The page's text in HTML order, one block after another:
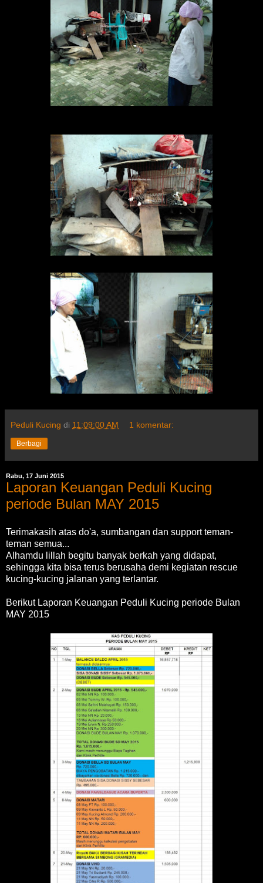
Peduli Kucing di 11:09:00 AM 1 komentar:
Berbagi
Rabu, 17 Juni 2015
Laporan Keuangan Peduli Kucing
periode Bulan MAY 2015
Terimakasih atas do'a, sumbangan dan support teman-
teman semua...
Alhamdu lillah begitu banyak berkah yang didapat,
sehingga kita bisa terus berusaha demi kegiatan rescue
kucing-kucing jalanan yang terlantar.
Berikut Laporan Keuangan Peduli Kucing periode Bulan
MAY 2015